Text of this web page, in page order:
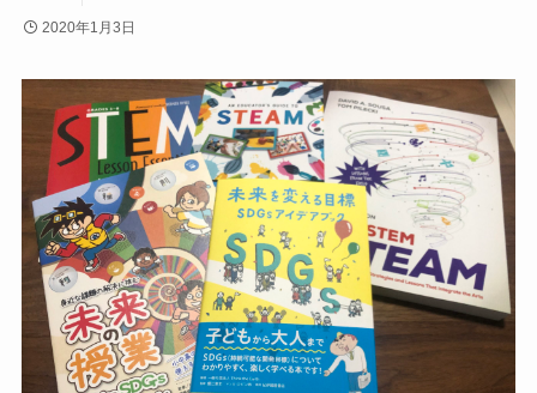
2020年1月3日